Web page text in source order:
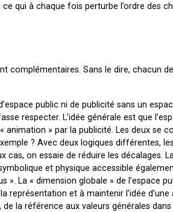
qui à chaque fois perturbe l’ordre des
complémentaires. Sans le dire, chacun
public ni de publicité sans un
respecter. L’idée générale est que
animation » par la publicité. Les deux se
? Avec deux logiques différentes,
on essaie de réduire les décalages.
et physique accessible
». La « dimension globale » de l’espace
représentation et à maintenir l’idée
la référence aux valeurs générales